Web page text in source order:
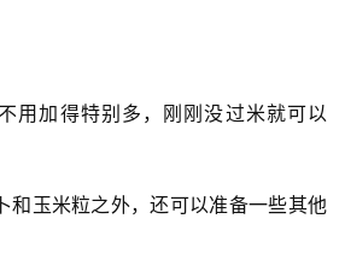
用加得特别多，刚刚没过米就可以
和玉米粒之外，还可以准备一些其他